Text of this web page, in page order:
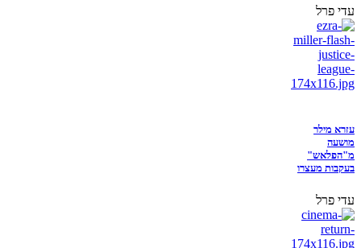
עדי פרל
עזרא מילר
מושעה
מ"הפלאש"
בעקבות מעצרו
עדי פרל